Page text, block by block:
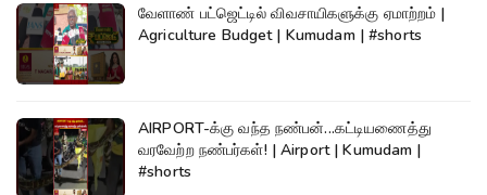
வேளாண் பட்ஜெட்டில் விவசாயிகளுக்கு ஏமாற்றம் |
Agriculture Budget | Kumudam | #shorts
AIRPORT-க்கு வந்த நண்பன்...கட்டியணைத்து
வரவேற்ற நண்பர்கள்! | Airport | Kumudam |
#shorts